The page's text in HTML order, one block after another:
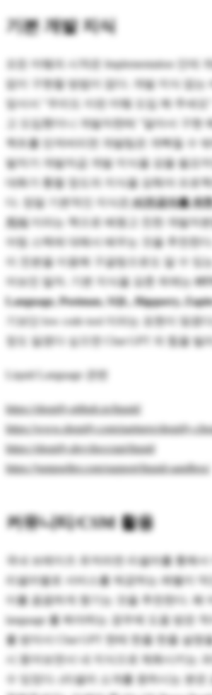
기본 개발 지식
모든 마텤의 시작은 Implementation 인데
없이 구현할 방법이 없다. 개발 지식 없는
앞서서 "우리도 이런 마텤 도입 해 주세요
고 도입했더니 개발자한테 "알아서 구현
젝트를 던져버리면 개발팀은 개빡칠 수
발자가 개발자급 개발 지식을 갖을 필요까
대화가 통할 정도의 지식을 갖춰야 프로
다. 정말 기본적인 지식은
비전공자를 위
지식 이라는 책으로 배웠고 친한 개발자
어링 스텍에 대해서 배우는 것을 추천한
이 친분을 이용해 구글링으로도 알 수 있
어보진 말자. 기본 지식을 갖춘 뒤에는
Language, Postman, SQL, Bigquery,
기보단 low code tool 이라는 표현이 맞겠
정도 알겠다 싶으면 Chat GPT 의 힘을 빌
Liquid Language 관련
https://shopify.github.io/liquid/
https://www.shopify.com/partners/shopify-
https://shopify.dev/docs/api/liquid
https://jumpseller.com/support/liquid-sandbox/
커뮤니티/CSM 활용
국내 브레이즈 유저라면 리셀러를 통해서
리셀러별로 서비스를 제공하는 레벨이 약
이를 꼼꼼하게 챙기는 것을 추천한다. 꽤
language 를 짜야하는 경우에 도움 받은 적
를 받아서 Chat GPT 한테 한줄 한줄 설명
시 뜯어보면서 내 지식으로 체화시키는
수 있었다. (리셀러 소개를 원하시는 분은